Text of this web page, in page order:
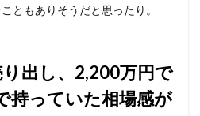
ともありそうだと思ったり。
出し、2,200万円で
持っていた相場感が